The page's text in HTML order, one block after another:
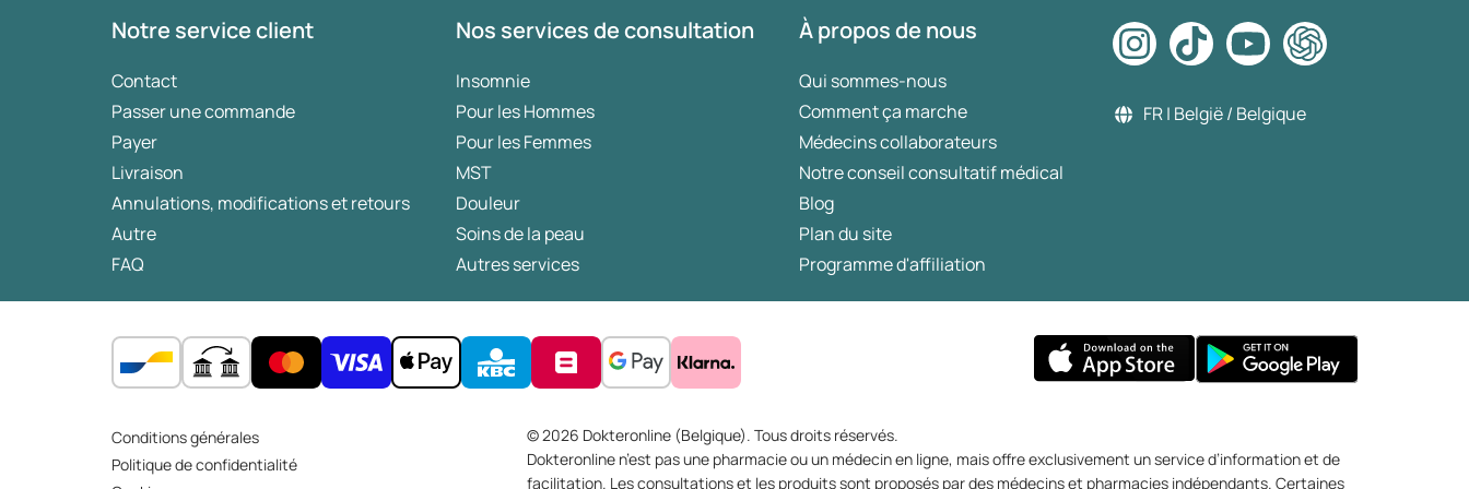
Notre service client
Contact
Passer une commande
Payer
Livraison
Annulations, modifications et retours
Autre
FAQ
Nos services de consultation
Insomnie
Pour les Hommes
Pour les Femmes
MST
Douleur
Soins de la peau
Autres services
À propos de nous
Qui sommes-nous
Comment ça marche
Médecins collaborateurs
Notre conseil consultatif médical
Blog
Plan du site
Programme d'affiliation
FR | België / Belgique
Conditions générales
Politique de confidentialité
© 2026 Dokteronline (Belgique). Tous droits réservés.
Dokteronline n’est pas une pharmacie ou un médecin en ligne, mais offre exclusivement un service d’information et de
facilitation. Les consultations et les produits sont proposés par des médecins et pharmacies indépendants. Certaines